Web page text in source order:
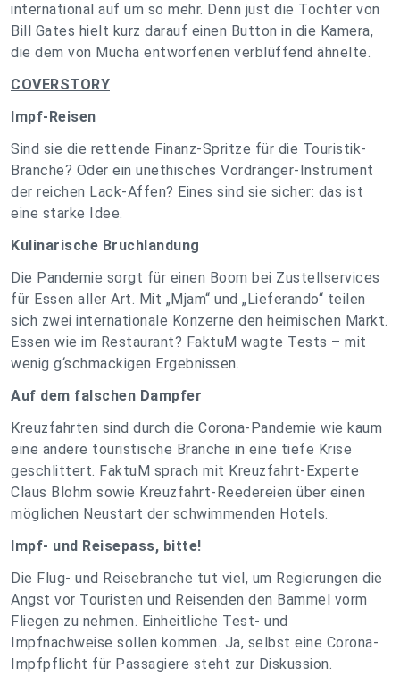
international auf um so mehr. Denn just die Tochter von
Bill Gates hielt kurz darauf einen Button in die Kamera,
die dem von Mucha entworfenen verblüffend ähnelte.
COVERSTORY
Impf-Reisen
Sind sie die rettende Finanz-Spritze für die Touristik-
Branche? Oder ein unethisches Vordränger-Instrument
der reichen Lack-Affen? Eines sind sie sicher: das ist
eine starke Idee.
Kulinarische Bruchlandung
Die Pandemie sorgt für einen Boom bei Zustellservices
für Essen aller Art. Mit „Mjam“ und „Lieferando“ teilen
sich zwei internationale Konzerne den heimischen Markt.
Essen wie im Restaurant? FaktuM wagte Tests – mit
wenig g‘schmackigen Ergebnissen.
Auf dem falschen Dampfer
Kreuzfahrten sind durch die Corona-Pandemie wie kaum
eine andere touristische Branche in eine tiefe Krise
geschlittert. FaktuM sprach mit Kreuzfahrt-Experte
Claus Blohm sowie Kreuzfahrt-Reedereien über einen
möglichen Neustart der schwimmenden Hotels.
Impf- und Reisepass, bitte!
Die Flug- und Reisebranche tut viel, um Regierungen die
Angst vor Touristen und Reisenden den Bammel vorm
Fliegen zu nehmen. Einheitliche Test- und
Impfnachweise sollen kommen. Ja, selbst eine Corona-
Impfpflicht für Passagiere steht zur Diskussion.